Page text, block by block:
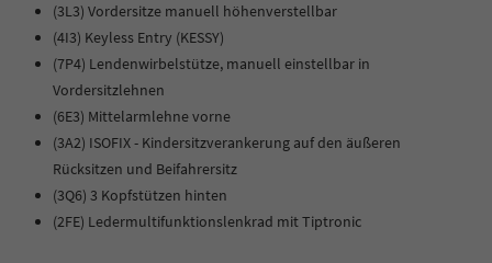
(3L3) Vordersitze manuell höhenverstellbar
(4I3) Keyless Entry (KESSY)
(7P4) Lendenwirbelstütze, manuell einstellbar in
Vordersitzlehnen
(6E3) Mittelarmlehne vorne
(3A2) ISOFIX - Kindersitzverankerung auf den äußeren
Rücksitzen und Beifahrersitz
(3Q6) 3 Kopfstützen hinten
(2FE) Ledermultifunktionslenkrad mit Tiptronic